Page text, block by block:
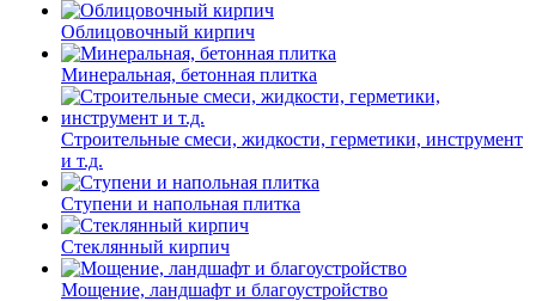
Облицовочный кирпич
Минеральная, бетонная плитка
Строительные смеси, жидкости, герметики, инструмент
и т.д.
Ступени и напольная плитка
Cтеклянный кирпич
Мощение, ландшафт и благоустройство